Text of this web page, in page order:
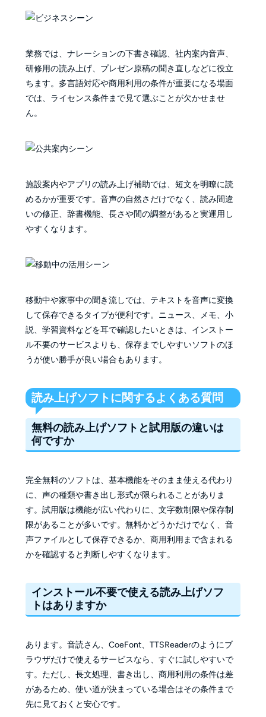
業務では、ナレーションの下書き確認、社内案内音声、
研修用の読み上げ、プレゼン原稿の聞き直しなどに役立
ちます。多言語対応や商用利用の条件が重要になる場面
では、ライセンス条件まで見て選ぶことが欠かせませ
ん。
施設案内やアプリの読み上げ補助では、短文を明瞭に読
めるかが重要です。音声の自然さだけでなく、読み間違
いの修正、辞書機能、長さや間の調整があると実運用し
やすくなります。
移動中や家事中の聞き流しでは、テキストを音声に変換
して保存できるタイプが便利です。ニュース、メモ、小
説、学習資料などを耳で確認したいときは、インストー
ル不要のサービスよりも、保存までしやすいソフトのほ
うが使い勝手が良い場合もあります。
読み上げソフトに関するよくある質問
無料の読み上げソフトと試用版の違いは
何ですか
完全無料のソフトは、基本機能をそのまま使える代わり
に、声の種類や書き出し形式が限られることがありま
す。試用版は機能が広い代わりに、文字数制限や保存制
限があることが多いです。無料かどうかだけでなく、音
声ファイルとして保存できるか、商用利用まで含まれる
かを確認すると判断しやすくなります。
インストール不要で使える読み上げソフ
トはありますか
あります。音読さん、CoeFont、TTSReaderのようにブ
ラウザだけで使えるサービスなら、すぐに試しやすいで
す。ただし、長文処理、書き出し、商用利用の条件は差
があるため、使い道が決まっている場合はその条件まで
先に見ておくと安心です。